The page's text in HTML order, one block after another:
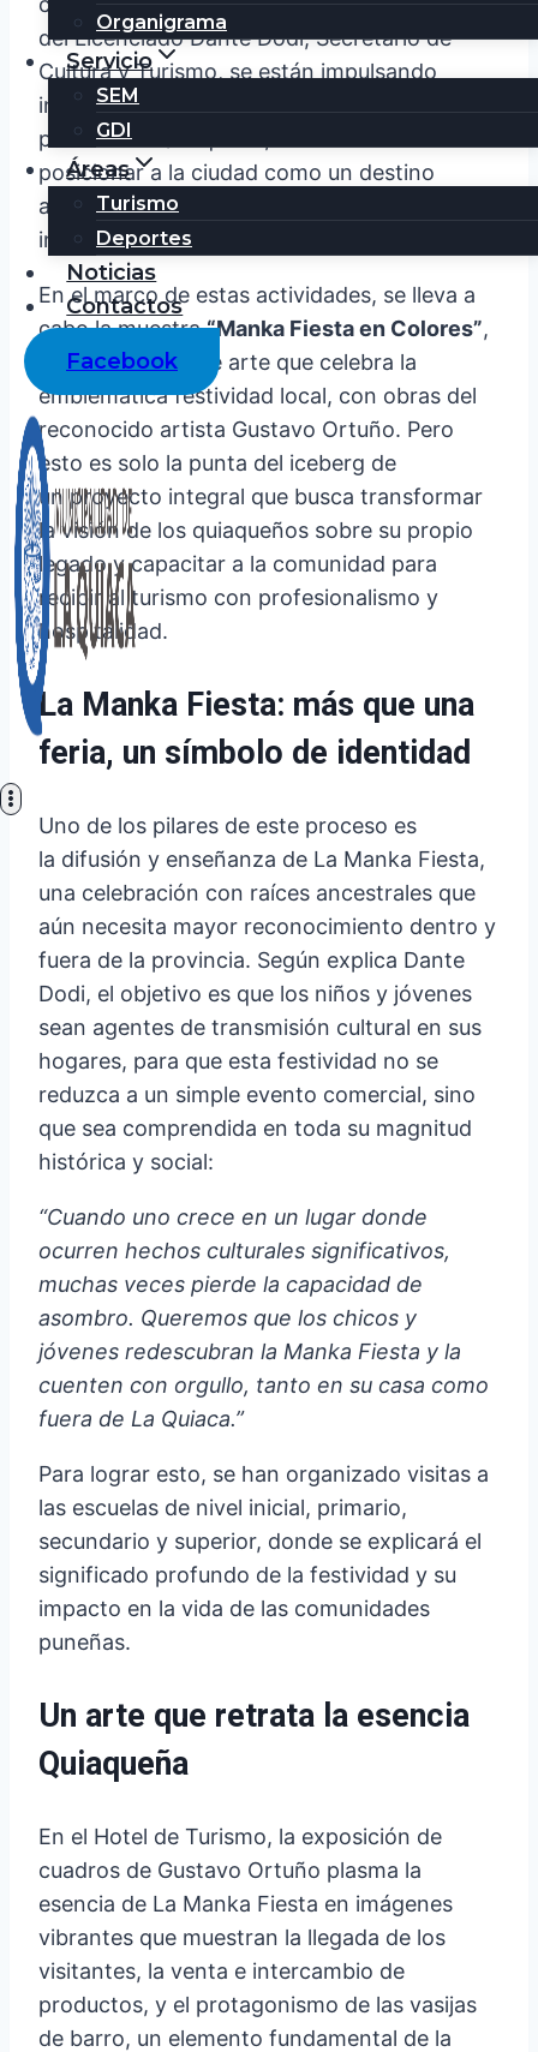
Organigrama
Servicio
SEM
GDI
Áreas
Turismo
Deportes
Noticias
Contactos
Facebook
del Licenciado Dante Dodi, Secretario de
Cultura y Turismo, se están impulsando
iniciativas que no solo buscan revalorizar el
patrimonio Quiaqueño, sino también
posicionar a la ciudad como un destino
atractivo a nivel provincial, nacional e
internacional.
En el marco de estas actividades, se lleva a
cabo la muestra“Manka Fiesta en Colores”,
una exposición de arte que celebra la
emblemática festividad local, con obras del
reconocido artista Gustavo Ortuño. Pero
esto es solo la punta del iceberg de
un proyecto integral que busca transformar
la visión de los quiaqueños sobre su propio
legado y capacitar a la comunidad para
recibir al turismo con profesionalismo y
hospitalidad.
La Manka Fiesta: más que una
feria, un símbolo de identidad
Uno de los pilares de este proceso es
la difusión y enseñanza de La Manka Fiesta,
una celebración con raíces ancestrales que
aún necesita mayor reconocimiento dentro y
fuera de la provincia. Según explica Dante
Dodi, el objetivo es que los niños y jóvenes
sean agentes de transmisión cultural en sus
hogares, para que esta festividad no se
reduzca a un simple evento comercial, sino
que sea comprendida en toda su magnitud
histórica y social:
“Cuando uno crece en un lugar donde
ocurren hechos culturales significativos,
muchas veces pierde la capacidad de
asombro. Queremos que los chicos y
jóvenes redescubran la Manka Fiesta y la
cuenten con orgullo, tanto en su casa como
fuera de La Quiaca.”
Para lograr esto, se han organizado visitas a
las escuelas de nivel inicial, primario,
secundario y superior, donde se explicará el
significado profundo de la festividad y su
impacto en la vida de las comunidades
puneñas.
Un arte que retrata la esencia
Quiaqueña
En el Hotel de Turismo, la exposición de
cuadros de Gustavo Ortuño plasma la
esencia de La Manka Fiesta en imágenes
vibrantes que muestran la llegada de los
visitantes, la venta e intercambio de
productos, y el protagonismo de las vasijas
de barro, un elemento fundamental de la